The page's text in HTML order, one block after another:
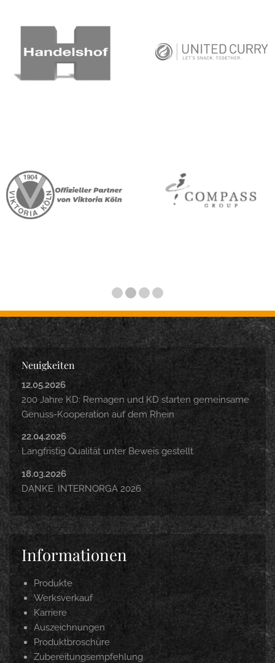
Neuigkeiten
12.05.2026
200 Jahre KD: Remagen und KD starten gemeinsame
Genuss-Kooperation auf dem Rhein
22.04.2026
Langfristig Qualität unter Beweis gestellt
18.03.2026
DANKE. INTERNORGA 2026
Informationen
Produkte
Werksverkauf
Karriere
Auszeichnungen
Produktbroschüre
Zubereitungsempfehlung